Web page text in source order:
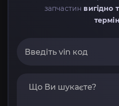
запчастин вигідно